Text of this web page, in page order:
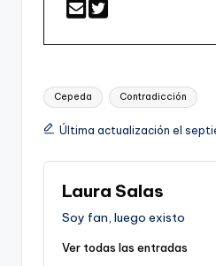
Etiquetas:
Cepeda Contradicción
Última actualización el
Laura Salas
Soy fan, luego existo
Ver todas las entradas